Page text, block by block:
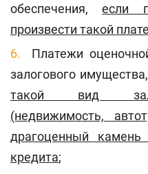
обеспечения,если
произвести такой
Платежи
залогового имущества,
такой вид
(недвижимость,
драгоценный
кредита;